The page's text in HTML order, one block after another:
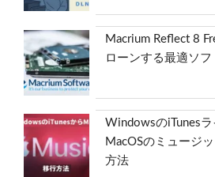
Macrium Reflect 8
ローンする最適ソフ
WindowsのiTunes
MacOSのミュージ
方法